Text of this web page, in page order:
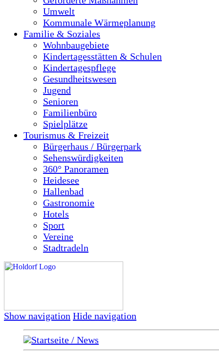
Umwelt
Kommunale Wärmeplanung
Familie & Soziales
Wohnbaugebiete
Kindertagesstätten & Schulen
Kindertagespflege
Gesundheitswesen
Jugend
Senioren
Familienbüro
Spielplätze
Tourismus & Freizeit
Bürgerhaus / Bürgerpark
Sehenswürdigkeiten
360° Panoramen
Heidesee
Hallenbad
Gastronomie
Hotels
Sport
Vereine
Stadtradeln
Show navigation Hide navigation
Startseite / News